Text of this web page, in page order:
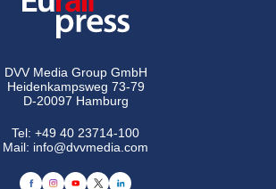
DVV Media Group GmbH
Heidenkampsweg 73-79
D-20097 Hamburg
Tel:+49 40 23714-100
Mail: info@dvvmedia.com